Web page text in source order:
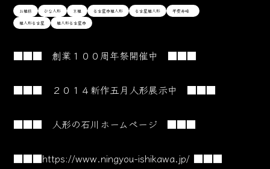
お雛様 ひな人形 京雛 名古屋市雛人形 名古屋雛人形
平安寿峰
雛人形名古屋
雛人形名古屋市
■■■ 創業１００周年祭開催中 ■■■
■■■ ２０１４新作五月人形展示中 ■■■
■■■ 人形の石川ホームページ ■■■
■■■https://www.ningyou-ishikawa.jp/ ■■■